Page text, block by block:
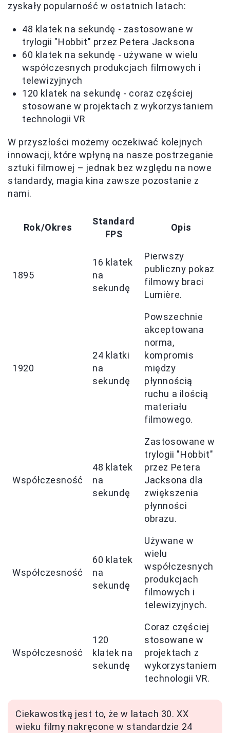
zyskały popularność w ostatnich latach:
48 klatek na sekundę - zastosowane w
trylogii "Hobbit" przez Petera Jacksona
60 klatek na sekundę - używane w wielu
współczesnych produkcjach filmowych i
telewizyjnych
120 klatek na sekundę - coraz częściej
stosowane w projektach z wykorzystaniem
technologii VR
W przyszłości możemy oczekiwać kolejnych
innowacji, które wpłyną na nasze postrzeganie
sztuki filmowej – jednak bez względu na nowe
standardy, magia kina zawsze pozostanie z
nami.
Rok/Okres
Standard
FPS
Opis
1895
16 klatek
na
sekundę
Pierwszy
publiczny pokaz
filmowy braci
Lumière.
1920
24 klatki
na
sekundę
Powszechnie
akceptowana
norma,
kompromis
między
płynnością
ruchu a ilością
materiału
filmowego.
Współczesność
48 klatek
na
sekundę
Zastosowane w
trylogii "Hobbit"
przez Petera
Jacksona dla
zwiększenia
płynności
obrazu.
Współczesność
60 klatek
na
sekundę
Używane w
wielu
współczesnych
produkcjach
filmowych i
telewizyjnych.
Współczesność
120
klatek na
sekundę
Coraz częściej
stosowane w
projektach z
wykorzystaniem
technologii VR.
Ciekawostką jest to, że w latach 30. XX
wieku filmy nakręcone w standardzie 24